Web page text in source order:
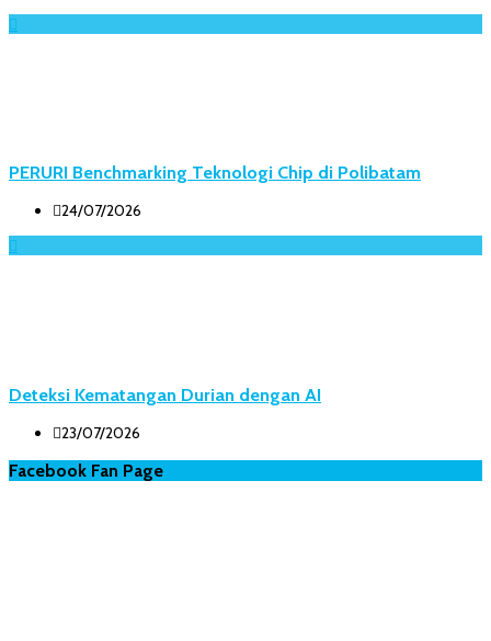
PERURI Benchmarking Teknologi Chip di Polibatam
24/07/2026
Deteksi Kematangan Durian dengan AI
23/07/2026
Facebook Fan Page